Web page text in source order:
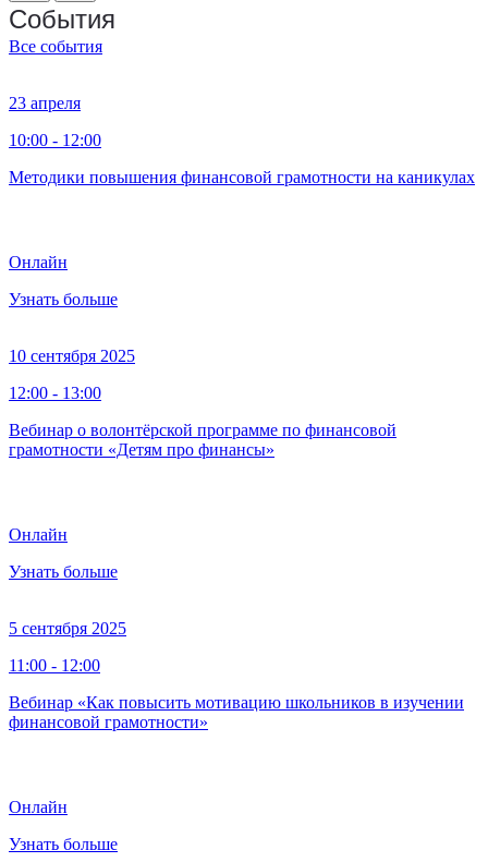
События
Все события
23 апреля
10:00 - 12:00
Методики повышения финансовой грамотности на каникулах
Онлайн
Узнать больше
10 сентября 2025
12:00 - 13:00
Вебинар о волонтёрской программе по финансовой
грамотности «Детям про финансы»
Онлайн
Узнать больше
5 сентября 2025
11:00 - 12:00
Вебинар «Как повысить мотивацию школьников в изучении
финансовой грамотности»
Онлайн
Узнать больше